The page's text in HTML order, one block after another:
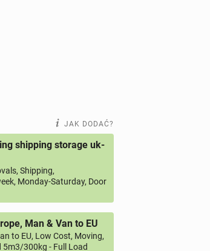
JAK DODAĆ?
shipping storage uk-
Shipping,
Monday-Saturday, Door
Man & Van to EU
to EU, Low Cost, Moving,
300kg - Full Load